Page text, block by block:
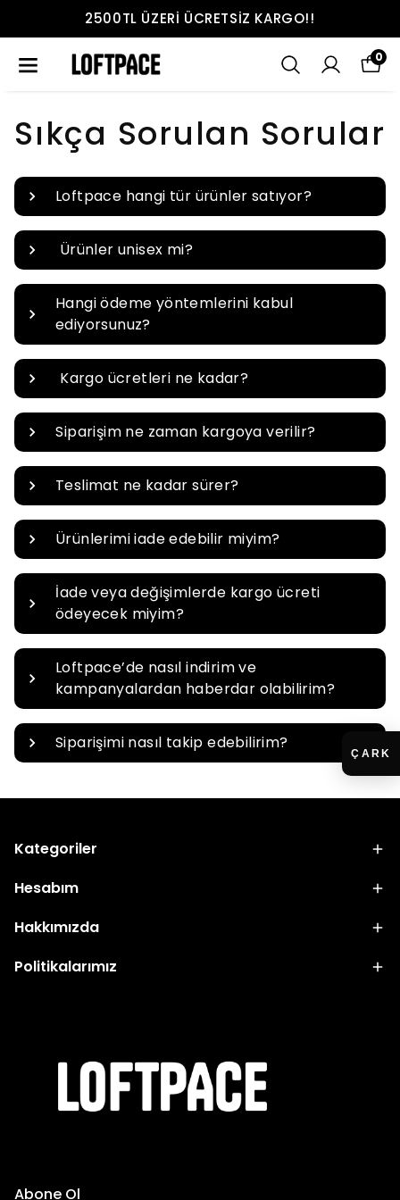
2500TL ÜZERI ÜCRETSIZ KARGO!!
0
Sıkça Sorulan Sorular
Loftpace hangi tür ürünler satıyor?
⁠ Ürünler unisex mi?
Hangi ödeme yöntemlerini kabul
ediyorsunuz?
⁠ ⁠Kargo ücretleri ne kadar?
⁠Siparişim ne zaman kargoya verilir?
Teslimat ne kadar sürer?
Ürünlerimi iade edebilir miyim?
⁠İade veya değişimlerde kargo ücreti
ödeyecek miyim?
Loftpace’de nasıl indirim ve
kampanyalardan haberdar olabilirim?
Siparişimi nasıl takip edebilirim?
Kategoriler
Hesabım
Hakkımızda
Politikalarımız
Abone Ol